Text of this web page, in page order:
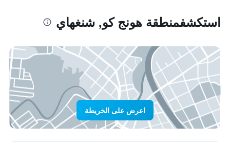
استكشفمنطقة هونج كو, شنغهاي
اعرض على الخريطة